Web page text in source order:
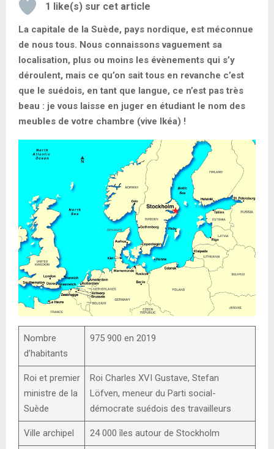
1 like(s) sur cet article
La capitale de la Suède, pays nordique, est méconnue
de nous tous. Nous connaissons vaguement sa
localisation, plus ou moins les évènements qui s’y
déroulent, mais ce qu’on sait tous en revanche c’est
que le suédois, en tant que langue, ce n’est pas très
beau : je vous laisse en juger en étudiant le nom des
meubles de votre chambre (vive Ikéa) !
Nombre
d’habitants
975 900 en 2019
Roi et premier
ministre de la
Suède
Roi Charles XVI Gustave, Stefan
Löfven, meneur du Parti social-
démocrate suédois des travailleurs
Ville archipel 24 000 îles autour de Stockholm